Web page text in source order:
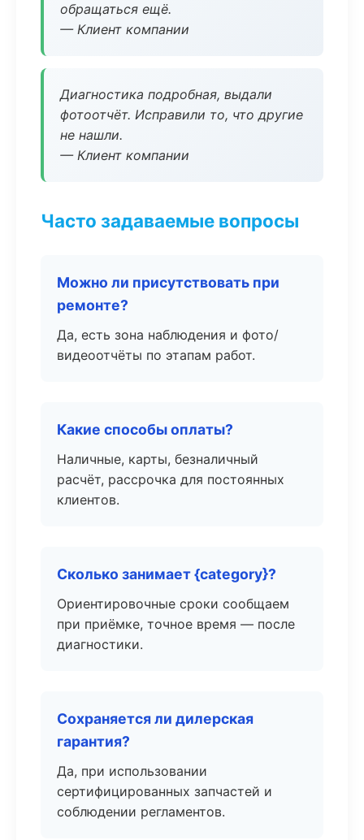
обращаться ещё.
— Клиент компании
Диагностика подробная, выдали
фотоотчёт. Исправили то, что другие
не нашли.
— Клиент компании
Часто задаваемые вопросы
Можно ли присутствовать при
ремонте?
Да, есть зона наблюдения и фото/
видеоотчёты по этапам работ.
Какие способы оплаты?
Наличные, карты, безналичный
расчёт, рассрочка для постоянных
клиентов.
Сколько занимает {category}?
Ориентировочные сроки сообщаем
при приёмке, точное время — после
диагностики.
Сохраняется ли дилерская
гарантия?
Да, при использовании
сертифицированных запчастей и
соблюдении регламентов.